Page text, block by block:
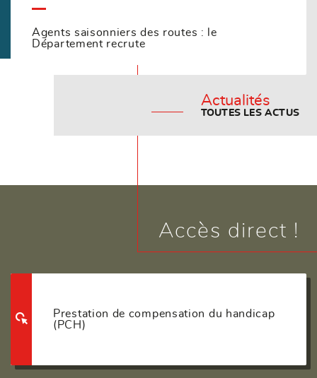
Agents saisonniers des routes : le
Département recrute
Actualités
TOUTES LES ACTUS
Accès direct !
Prestation de compensation du handicap
(PCH)